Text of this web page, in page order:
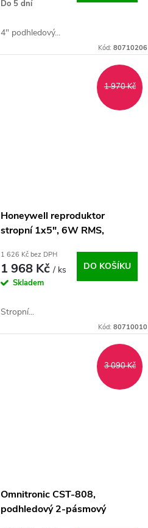
Do 5 dní
4" podhledový...
Kód:80710206
1 970 Kč
Honeywell reproduktor
stropní 1x5", 6W RMS,
1 626 Kč bez DPH
1 968 Kč/ ks
Skladem
DO KOŠÍKU
Stropní...
Kód:80710010
3 090 Kč
Omnitronic CST-808,
podhledový 2-pásmový